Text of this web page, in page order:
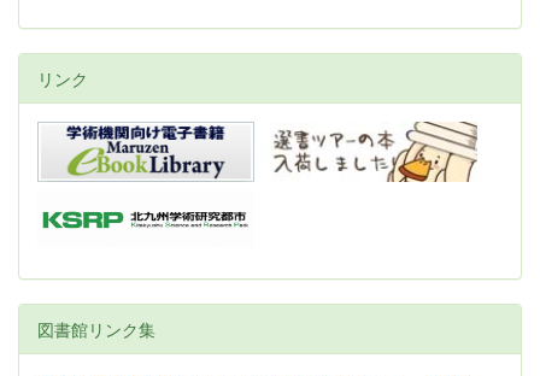
リンク
図書館リンク集